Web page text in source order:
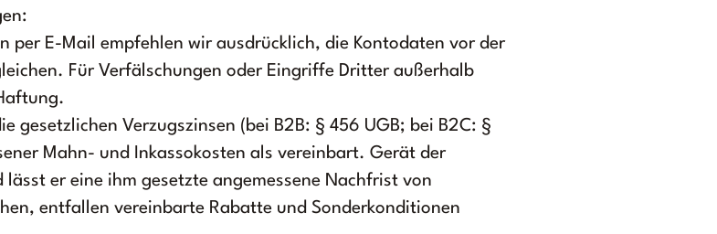
per E-Mail empfehlen wir ausdrücklich, die Kontodaten vor der
Für Verfälschungen oder Eingriffe Dritter außerhalb
gesetzlichen Verzugszinsen (bei B2B: § 456 UGB; bei B2C: §
Mahn- und Inkassokosten als vereinbart. Gerät der
er eine ihm gesetzte angemessene Nachfrist von
entfallen vereinbarte Rabatte und Sonderkonditionen